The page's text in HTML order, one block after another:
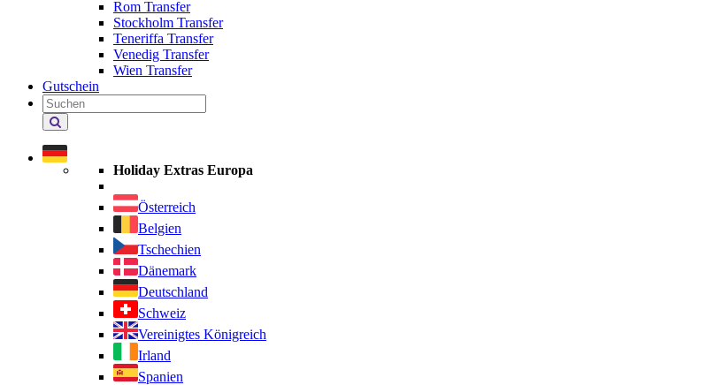
Rom Transfer
Stockholm Transfer
Teneriffa Transfer
Venedig Transfer
Wien Transfer
Gutschein
Holiday Extras durchsuchen
Holiday Extras Europa
Österreich
Belgien
Tschechien
Dänemark
Deutschland
Schweiz
Vereinigtes Königreich
Irland
Spanien